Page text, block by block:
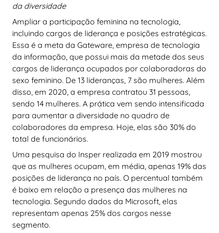
da diversidade
Ampliar a participação feminina na tecnologia,
incluindo cargos de liderança e posições estratégicas.
Essa é a meta da Gateware, empresa de tecnologia
da informação, que possui mais da metade dos seus
cargos de liderança ocupados por colaboradoras do
sexo feminino. De 13 lideranças, 7 são mulheres. Além
disso, em 2020, a empresa contratou 31 pessoas,
sendo 14 mulheres. A prática vem sendo intensificada
para aumentar a diversidade no quadro de
colaboradores da empresa. Hoje, elas são 30% do
total de funcionários.
Uma pesquisa do Insper realizada em 2019 mostrou
que as mulheres ocupam, em média, apenas 19% das
posições de liderança no país. O percentual também
é baixo em relação a presença das mulheres na
tecnologia. Segundo dados da Microsoft, elas
representam apenas 25% dos cargos nesse
segmento.